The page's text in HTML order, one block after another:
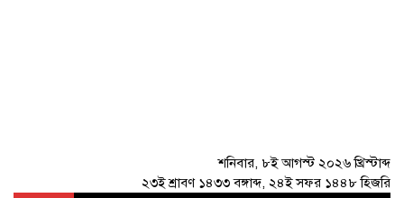
শনিবার, ৮ই আগস্ট ২০২৬ খ্রিস্টাব্দ
২৩ই শ্রাবণ ১৪৩৩ বঙ্গাব্দ, ২৪ই সফর ১৪৪৮ হিজরি